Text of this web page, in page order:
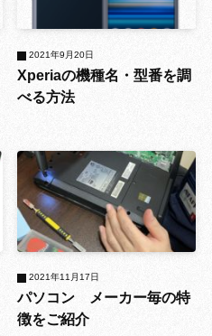
Xperiaの機種名・型番を調
べる方法
2021年9月20日
パソコン メーカー毎の特
徴をご紹介
2021年11月17日